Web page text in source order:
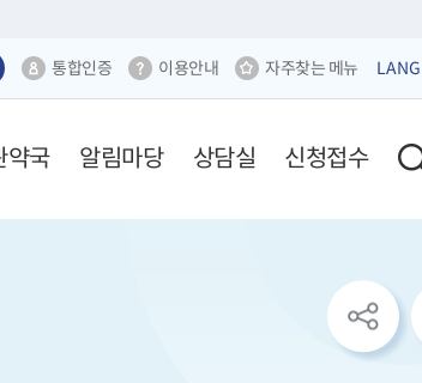
통합인증 이용안내 자주찾는 메뉴
약국 알림마당 상담실 신청접수
sns
공
유
리